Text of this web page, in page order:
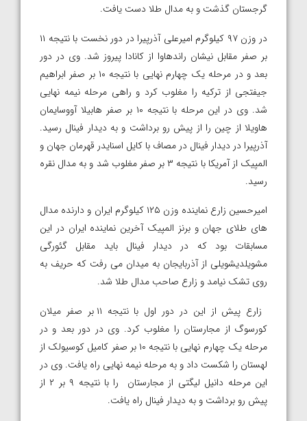
گرجستان گذشت و به مدال طلا دست یافت.
در وزن ۹۷ کیلوگرم امیرعلی آذرپیرا در دور نخست با نتیجه ۱۱
بر صفر مقابل نیشان راندهاوا از کانادا پیروز شد. وی در دور
بعد و در مرحله یک چهارم نهایی با نتیجه ۱۰ بر صفر ابراهیم
جیفتجی از ترکیه را مغلوب کرد و راهی مرحله نیمه نهایی
شد. وی در این مرحله با نتیجه ۱۰ بر صفر هابیلا آووسایمان
هاویلا از چین را از پیش رو برداشت و به دیدار فینال رسید.
آذرپیرا در دیدار فینال در مصاف با کایل اسنایدر قهرمان جهان و
المپیک از آمریکا با نتیجه ۳ بر صفر مغلوب شد و به مدال نقره
رسید.
امیرحسین زارع نماینده وزن ۱۲۵ کیلوگرم ایران و دارنده مدال
های طلای جهان و برنز المپیک آخرین نماینده ایران در این
مسابقات بود که در دیدار فینال باید مقابل گئورگی
مشویلدیشویلی از آذربایجان به میدان می رفت که حریف به
روی تشک نیامد و زارع صاحب مدال طلا شد.
زارع پیش از این در دور اول با نتیجه ۱۱ بر صفر میلان
کورسوگ از مجارستان را مغلوب کرد. وی در دور بعد و در
مرحله یک چهارم نهایی با نتیجه ۱۰ بر صفر کامیل کوسیولک از
لهستان را شکست داد و به مرحله نیمه نهایی راه یافت. وی در
این مرحله دانیل لیگتی از مجارستان را با نتیجه ۹ بر ۲ از
پیش رو برداشت و به دیدار فینال راه یافت.